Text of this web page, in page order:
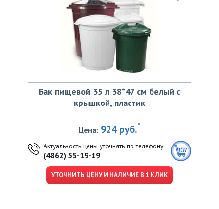
Бак пищевой 35 л 38*47 см белый с
крышкой, пластик
Цена: 924 руб.*
Актуальность цены уточнять по телефону
(4862) 55-19-19
УТОЧНИТЬ ЦЕНУ И НАЛИЧИЕ В 1 КЛИК